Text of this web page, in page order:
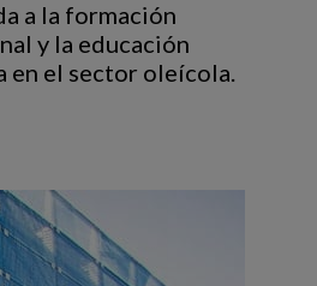
a la formación
y la educación
en el sector oleícola.